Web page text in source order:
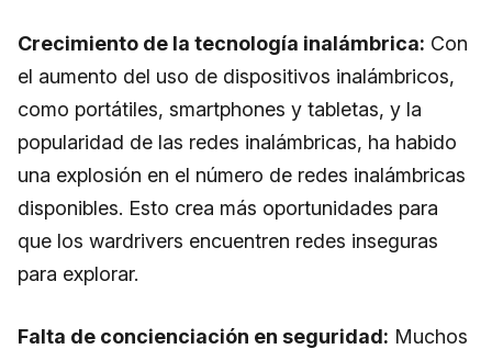
Crecimiento de la tecnología inalámbrica: Con
el aumento del uso de dispositivos inalámbricos,
como portátiles, smartphones y tabletas, y la
popularidad de las redes inalámbricas, ha habido
una explosión en el número de redes inalámbricas
disponibles. Esto crea más oportunidades para
que los wardrivers encuentren redes inseguras
para explorar.
Falta de concienciación en seguridad: Muchos